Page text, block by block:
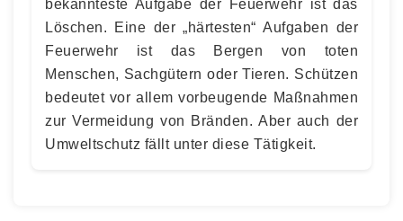
bekannteste Aufgabe der Feuerwehr ist das
Löschen. Eine der „härtesten“ Aufgaben der
Feuerwehr ist das Bergen von toten
Menschen, Sachgütern oder Tieren. Schützen
bedeutet vor allem vorbeugende Maßnahmen
zur Vermeidung von Bränden. Aber auch der
Umweltschutz fällt unter diese Tätigkeit.